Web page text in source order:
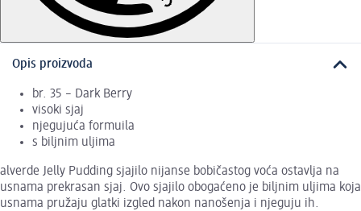
Opis proizvoda
br. 35 – Dark Berry
visoki sjaj
njegujuća formuila
s biljnim uljima
alverde Jelly Pudding sjajilo nijanse bobičastog voća ostavlja na
usnama prekrasan sjaj. Ovo sjajilo obogaćeno je biljnim uljima koja
usnama pružaju glatki izgled nakon nanošenja i njeguju ih.